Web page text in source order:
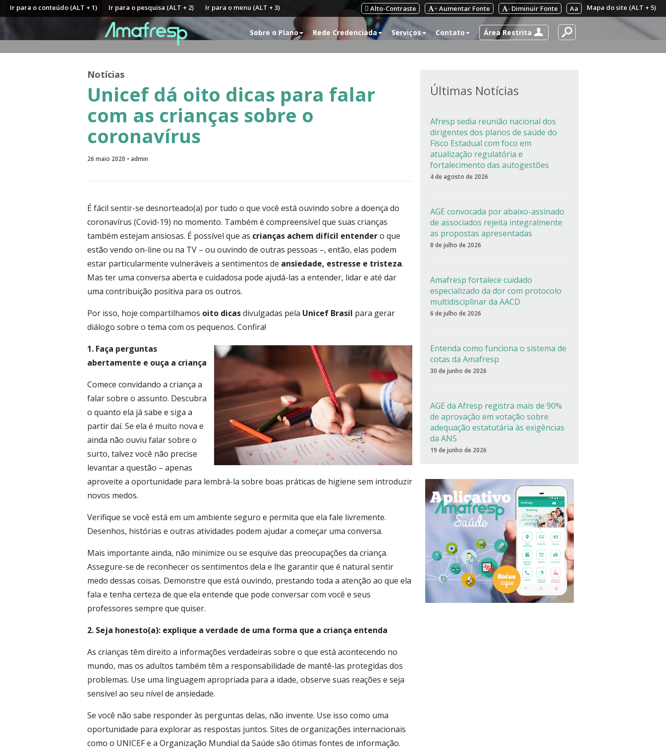
Ir para o conteúdo (ALT + 1) Ir para o pesquisa (ALT + 2) Ir para o menu (ALT + 3) Mapa do site (ALT + 5)
Aa
- Diminuir Fonte
+ Aumentar Fonte
Alto-Contraste
Sobre o Plano Rede Credenciada Serviços Contato Área Restrita
Notícias
Unicef dá oito dicas para falar
com as crianças sobre o
coronavírus
26 maio 2020 • admin
É fácil sentir-se desnorteado(a) por tudo o que você está ouvindo sobre a doença do
coronavírus (Covid-19) no momento. Também é compreensível que suas crianças
também estejam ansiosas. É possível que as crianças achem difícil entendero que
estão vendo on-line ou na TV – ou ouvindo de outras pessoas –, então, elas podem
estar particularmente vulneráveis a sentimentos de ansiedade, estresse e tristeza.
Mas ter uma conversa aberta e cuidadosa pode ajudá-las a entender, lidar e até dar
uma contribuição positiva para os outros.
Por isso, hoje compartilhamos oito dicasdivulgadas pela Unicef Brasil para gerar
diálogo sobre o tema com os pequenos. Confira!
1. Faça perguntas
abertamente e ouça a criança
Comece convidando a criança a
falar sobre o assunto. Descubra
o quanto ela já sabe e siga a
partir daí. Se ela é muito nova e
ainda não ouviu falar sobre o
surto, talvez você não precise
levantar a questão – apenas
aproveite a oportunidade para lembrá-la sobre boas práticas de higiene sem introduzir
novos medos.
Verifique se você está em um ambiente seguro e permita que ela fale livremente.
Desenhos, histórias e outras atividades podem ajudar a começar uma conversa.
Mais importante ainda, não minimize ou se esquive das preocupações da criança.
Assegure-se de reconhecer os sentimentos dela e lhe garantir que é natural sentir
medo dessas coisas. Demonstre que está ouvindo, prestando toda a atenção ao que ela
fala e tenha certeza de que ela entende que pode conversar com você e seus
professores sempre que quiser.
2. Seja honesto(a): explique a verdade de uma forma que a criança entenda
As crianças têm direito a informações verdadeiras sobre o que está acontecendo no
mundo, mas os adultos também têm a responsabilidade de mantê-las protegidas dos
problemas. Use uma linguagem apropriada para a idade, observe suas reações e seja
sensível ao seu nível de ansiedade.
Se você não sabe responder às perguntas delas, não invente. Use isso como uma
oportunidade para explorar as respostas juntos. Sites de organizações internacionais
como o UNICEF e a Organização Mundial da Saúde são ótimas fontes de informação.
Últimas Notícias
Afresp sedia reunião nacional dos
dirigentes dos planos de saúde do
Fisco Estadual com foco em
atualização regulatória e
fortalecimento das autogestões
4 de agosto de 2026
AGE convocada por abaixo-assinado
de associados rejeita integralmente
as propostas apresentadas
8 de julho de 2026
Amafresp fortalece cuidado
especializado da dor com protocolo
multidisciplinar da AACD
6 de julho de 2026
Entenda como funciona o sistema de
cotas da Amafresp
30 de junho de 2026
AGE da Afresp registra mais de 90%
de aprovação em votação sobre
adequação estatutária às exigências
da ANS
19 de junho de 2026